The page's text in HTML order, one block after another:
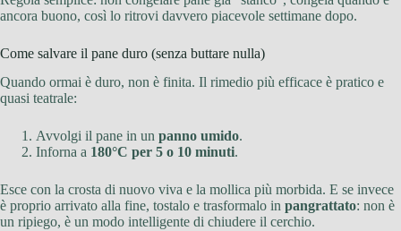
ancora buono, così lo ritrovi davvero piacevole settimane dopo.
Come salvare il pane duro (senza buttare nulla)
Quando ormai è duro, non è finita. Il rimedio più efficace è pratico e
quasi teatrale:
Avvolgi il pane in un panno umido.
Inforna a 180°C per 5 o 10 minuti.
Esce con la crosta di nuovo viva e la mollica più morbida. E se invece
è proprio arrivato alla fine, tostalo e trasformalo in pangrattato: non è
un ripiego, è un modo intelligente di chiudere il cerchio.